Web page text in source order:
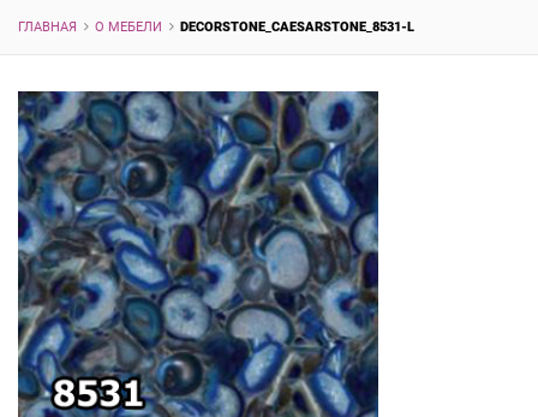
ГЛАВНАЯ О МЕБЕЛИ DECORSTONE_CAESARSTONE_8531-L